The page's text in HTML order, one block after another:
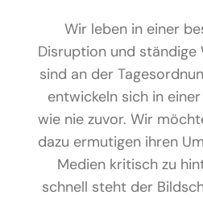
Wir leben in einer
Disruption und ständige
sind an der
entwickeln sich in
wie nie zuvor. Wir
dazu ermutigen ihren
Medien kritisch zu
schnell steht der